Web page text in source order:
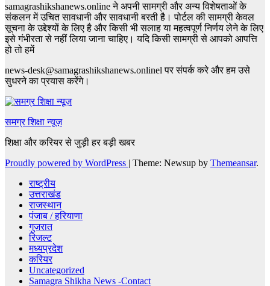
samagrashikshanews.online ने अपनी सामग्री और अन्य विशेषताओं के
संकलन में उचित सावधानी और सावधानी बरती है। पोर्टल की सामग्री केवल
सूचना के उद्देश्यों के लिए है और किसी भी सलाह या महत्वपूर्ण निर्णय लेने के लिए
इसे गंभीरता से नहीं लिया जाना चाहिए। यदि किसी सामग्री से आपको आपत्ति
हो तो हमें
news-desk@samagrashikshanews.onlinel पर संपर्क करे और हम उसे
सुधरने का प्रयास करेंगे।
समग्र शिक्षा न्यूज़
शिक्षा और करियर से जुड़ी हर बड़ी खबर
Proudly powered by WordPress | Theme: Newsup by Themeansar.
राष्ट्रीय
उत्तराखंड
राजस्थान
पंजाब / हरियाणा
गुजरात
रिजल्ट
मध्यप्रदेश
करियर
Uncategorized
Samagra Shikha News -Contact